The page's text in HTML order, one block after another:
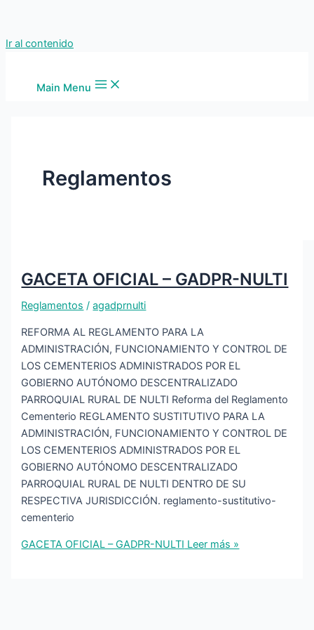
Ir al contenido
Main Menu
Reglamentos
GACETA OFICIAL – GADPR-NULTI
Reglamentos /agadprnulti
REFORMA AL REGLAMENTO PARA LA
ADMINISTRACIÓN, FUNCIONAMIENTO Y CONTROL DE
LOS CEMENTERIOS ADMINISTRADOS POR EL
GOBIERNO AUTÓNOMO DESCENTRALIZADO
PARROQUIAL RURAL DE NULTI Reforma del Reglamento
Cementerio REGLAMENTO SUSTITUTIVO PARA LA
ADMINISTRACIÓN, FUNCIONAMIENTO Y CONTROL DE
LOS CEMENTERIOS ADMINISTRADOS POR EL
GOBIERNO AUTÓNOMO DESCENTRALIZADO
PARROQUIAL RURAL DE NULTI DENTRO DE SU
RESPECTIVA JURISDICCIÓN. reglamento-sustitutivo-
cementerio
GACETA OFICIAL – GADPR-NULTI Leer más »